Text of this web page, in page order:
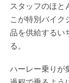
スタッフのほと
こが特別バイク
品を供給するい
る。
ハーレー乗りが